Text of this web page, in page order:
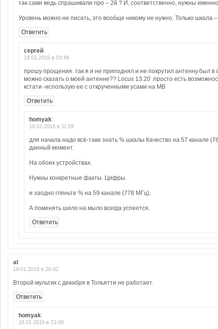
так сами ведь спрашивали про – 2й ? И, соответственно, нужны
Уровень можно не писать, это вообще никому не нужно. Только шкала –
Ответить
сергей:
18.01.2016 в 03:49
прошу прощения. так я и не приподнял и не покрутил антенну.был в
можно сказать о моей антенне?? Locus 13.20 .просто есть
кстати -использую ее с открученными усами на МВ
Ответить
homyak:
18.01.2016 в 11:09
для начала надо всё-таки знать % шкалы Качество на 57 канале
данный момент.
На обоих устройствах.
Нужны конкретные факты. Цифры.
и заодно гляньте % на 59 канале (778 МГц).
А поменять шило на мыло всегда успеется.
Ответить
al :
18.01.2016 в 20:42
Второй мультик с декабря в Тольятти не работает.
Ответить
homyak:
18.01.2016 в 21:00